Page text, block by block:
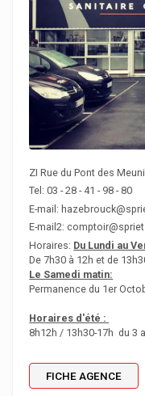
ZI Rue du Pont des
Tel: 03 - 28 - 41 - 98 - 80
E-mail:
E-mail2:
Horaires: Du Lundi au
De 7h30 à 12h et de
Le Samedi matin:
Permanence du 1er
Horaires d'été :
8h12h / 13h30-17h du 3
FICHE AGENCE